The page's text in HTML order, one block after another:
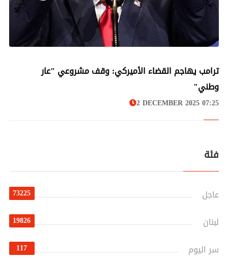
فئة
عاجل 73225
لبنان 19826
سر اليوم 117
ترامب يهاجم القضاء الأميركي: وقف مشروعي "عار
وطني"
2 DECEMBER 2025 07:25